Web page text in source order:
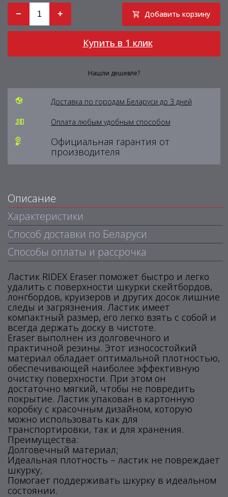
− + Добавить корзину
Купить в 1 клик
Нашли дешевле?
Доставка по городам Беларуси до 3 дней
Оплата любым удобным способом
Официальная гарантия от
производителя
Описание
Характеристики
Способ доставки по Беларуси
Способы оплаты и рассрочка
Ластик RIDEX Eraser поможет быстро и легко
удалить с поверхности шкурки скейтбордов,
лонгбордов, круизеров и других досок лишние
следы и загрязнения. Ластик имеет
компактный размер, его легко взять с собой и
всегда держать доску в чистоте.
Eraser выполнен из долговечного и
практичной резины. Этот износостойкий
материал обладает оптимальной плотностью,
обеспечивающей наиболее эффективную
очистку поверхности. При этом он
достаточно мягкий, чтобы не повредить
покрытие. Ластик упакован в картонную
коробку с красочным дизайном, которую
можно использовать как для
транспортировки, так и для хранения.
Преимущества:
Долговечный материал;
Идеальная плотность – ластик не повреждает
шкурку;
Помогает поддерживать шкурку в идеальном
состоянии.